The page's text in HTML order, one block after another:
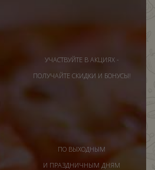
УЧАСТВУЙТЕ В АКЦИЯХ -
ПОЛУЧАЙТЕ СКИДКИ И БОНУСЫ!
ПО ВЫХОДНЫМ
И ПРАЗДНИЧНЫМ ДНЯМ